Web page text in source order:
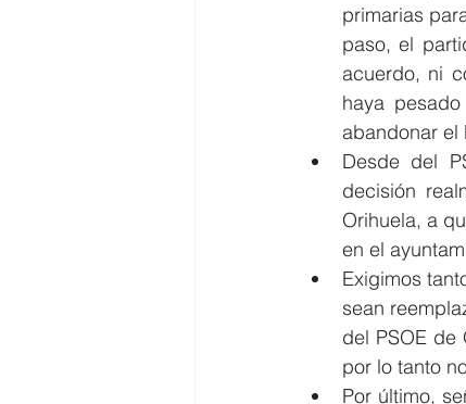
primarias
paso, el
acuerdo, ni
haya
abandonar el
Desde del
decisión
Orihuela, a
en el
Exigimos
sean
del PSOE
por lo tanto
Por último,